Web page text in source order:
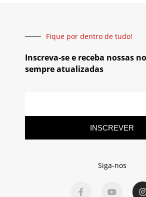
Fique por dentro de tudo!
Inscreva-se e receba nossas
sempre atualizadas
INSCREVER
Siga-nos